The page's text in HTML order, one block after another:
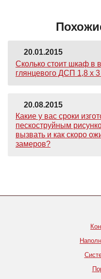
20.01.2015
Сколько стоит шкаф в
глянцевого ДСП 1,8 х
20.08.2015
Какие у вас сроки
пескоструйным
вызвать и как скоро
замеров?